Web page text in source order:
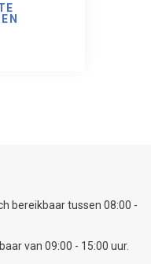
bereikbaar tussen 08:00 -
van 09:00 - 15:00 uur.